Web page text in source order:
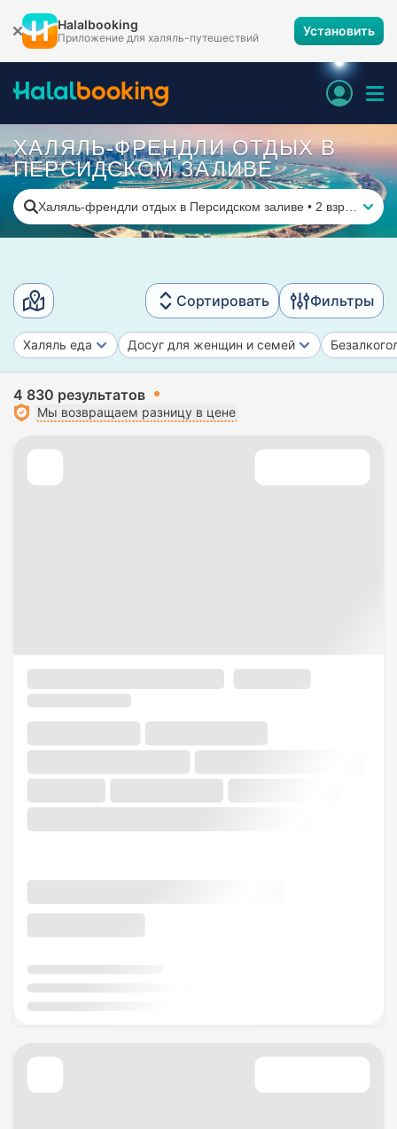
Halalbooking
Приложение для халяль-путешествий Установить
ХАЛЯЛЬ-ФРЕНДЛИ ОТДЫХ В
ПЕРСИДСКОМ ЗАЛИВЕ
Халяль-френдли отдых в Персидском заливе • 2 взрослых
Сортировать Фильтры
Халяль еда Досуг для женщин и семей
4 830 результатов
Мы возвращаем разницу в цене